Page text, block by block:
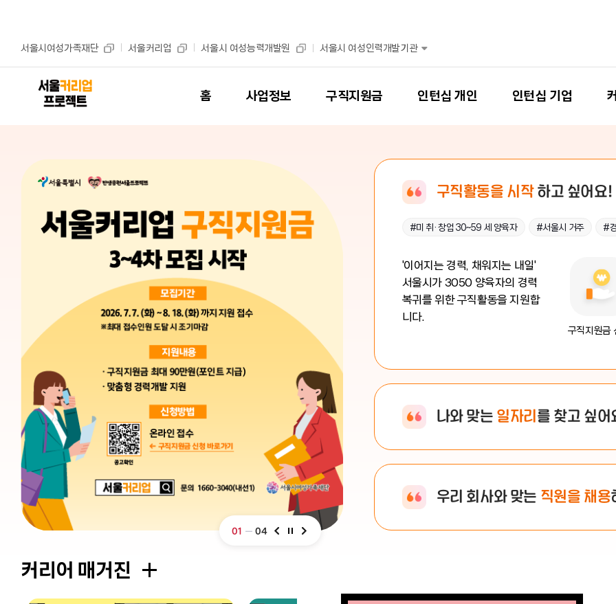
서울시여성가족재단 서울커리업 서울시 여성능력개발원 서울시 여성인력개발기관
홈 사업정보 구직지원금 인턴십 개인 인턴십 기업
01 04
구직활동을 시작하고 싶어요!
#미 취· 창업 30~59 세 양육자 #서울시 거주 #
'이어지는 경력, 채워지는 내일'
서울시가 3050 양육자의 경력
복귀를 위한 구직활동을 지원합
니다.
구직지원금
나와 맞는 일자리 를 찾고 싶어
우리 회사와 맞는 직원을 채용
커리어 매거진